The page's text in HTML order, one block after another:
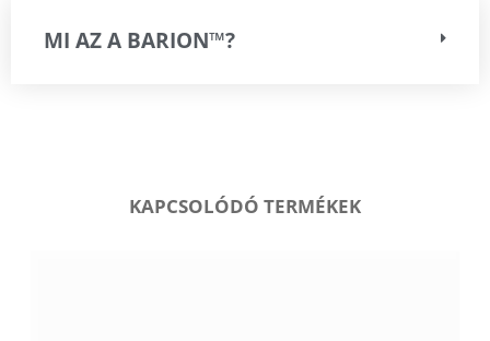
MI AZ A BARION™?
KAPCSOLÓDÓ TERMÉKEK